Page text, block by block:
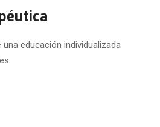
educación individualizada